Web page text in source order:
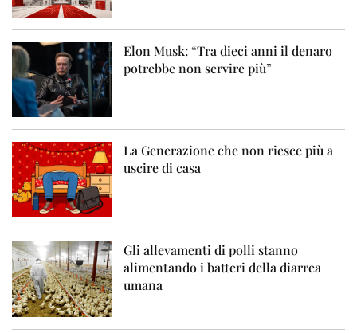
Elon Musk: “Tra dieci anni il denaro
potrebbe non servire più”
La Generazione che non riesce più a
uscire di casa
Gli allevamenti di polli stanno
alimentando i batteri della diarrea
umana